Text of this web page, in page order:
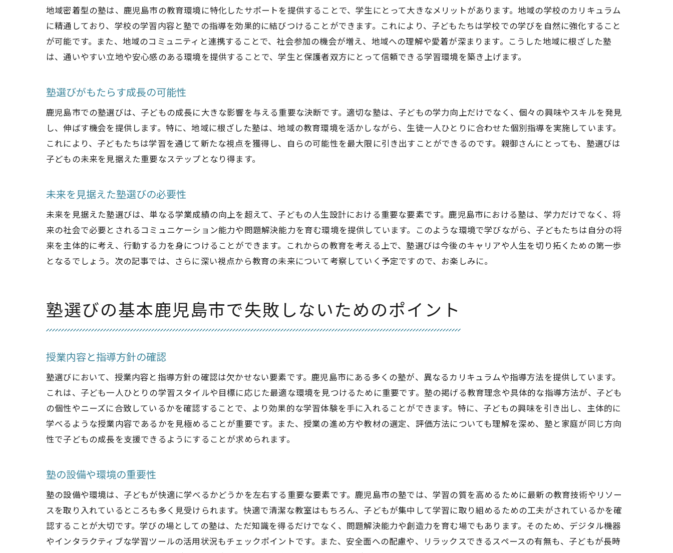
安心して通える塾の特徴
フレンドリーな学習環境の重要性
子どもが安心できる指導スタイル
塾が提供する心のサポート
鹿児島市の教育環境に精通した塾の見つけ方
地域教育に詳しい塾の探し方
プロフェッショナルな講師陣の見極め
地元特化型塾の見つけ方
口コミで見極める鹿児島市の優れた塾の選び方
口コミを参考にする際のポイント
実際の体験談から学ぶ選び方
口コミの裏付けを取る方法
理想の学びを提供する塾の条件
塾選びから始まる学びの深化
個別ニーズに応じた塾の活用方法
学びの目標を達成するための塾選び
地域密着型の塾は、鹿児島市の教育環境に特化したサポートを提供することで、学生にとって大きなメリットがあります。地域の学校のカリキュラム
に精通しており、学校の学習内容と塾での指導を効果的に結びつけることができます。これにより、子どもたちは学校での学びを自然に強化すること
が可能です。また、地域のコミュニティと連携することで、社会参加の機会が増え、地域への理解や愛着が深まります。こうした地域に根ざした塾
は、通いやすい立地や安心感のある環境を提供することで、学生と保護者双方にとって信頼できる学習環境を築き上げます。
塾選びがもたらす成長の可能性
鹿児島市での塾選びは、子どもの成長に大きな影響を与える重要な決断です。適切な塾は、子どもの学力向上だけでなく、個々の興味やスキルを発見
し、伸ばす機会を提供します。特に、地域に根ざした塾は、地域の教育環境を活かしながら、生徒一人ひとりに合わせた個別指導を実施しています。
これにより、子どもたちは学習を通じて新たな視点を獲得し、自らの可能性を最大限に引き出すことができるのです。親御さんにとっても、塾選びは
子どもの未来を見据えた重要なステップとなり得ます。
未来を見据えた塾選びの必要性
未来を見据えた塾選びは、単なる学業成績の向上を超えて、子どもの人生設計における重要な要素です。鹿児島市における塾は、学力だけでなく、将
来の社会で必要とされるコミュニケーション能力や問題解決能力を育む環境を提供しています。このような環境で学びながら、子どもたちは自分の将
来を主体的に考え、行動する力を身につけることができます。これからの教育を考える上で、塾選びは今後のキャリアや人生を切り拓くための第一歩
となるでしょう。次の記事では、さらに深い視点から教育の未来について考察していく予定ですので、お楽しみに。
塾選びの基本鹿児島市で失敗しないためのポイント
授業内容と指導方針の確認
塾選びにおいて、授業内容と指導方針の確認は欠かせない要素です。鹿児島市にある多くの塾が、異なるカリキュラムや指導方法を提供しています。
これは、子ども一人ひとりの学習スタイルや目標に応じた最適な環境を見つけるために重要です。塾の掲げる教育理念や具体的な指導方法が、子ども
の個性やニーズに合致しているかを確認することで、より効果的な学習体験を手に入れることができます。特に、子どもの興味を引き出し、主体的に
学べるような授業内容であるかを見極めることが重要です。また、授業の進め方や教材の選定、評価方法についても理解を深め、塾と家庭が同じ方向
性で子どもの成長を支援できるようにすることが求められます。
塾の設備や環境の重要性
塾の設備や環境は、子どもが快適に学べるかどうかを左右する重要な要素です。鹿児島市の塾では、学習の質を高めるために最新の教育技術やリソー
スを取り入れているところも多く見受けられます。快適で清潔な教室はもちろん、子どもが集中して学習に取り組めるための工夫がされているかを確
認することが大切です。学びの場としての塾は、ただ知識を得るだけでなく、問題解決能力や創造力を育む場でもあります。そのため、デジタル機器
やインタラクティブな学習ツールの活用状況もチェックポイントです。また、安全面への配慮や、リラックスできるスペースの有無も、子どもが長時